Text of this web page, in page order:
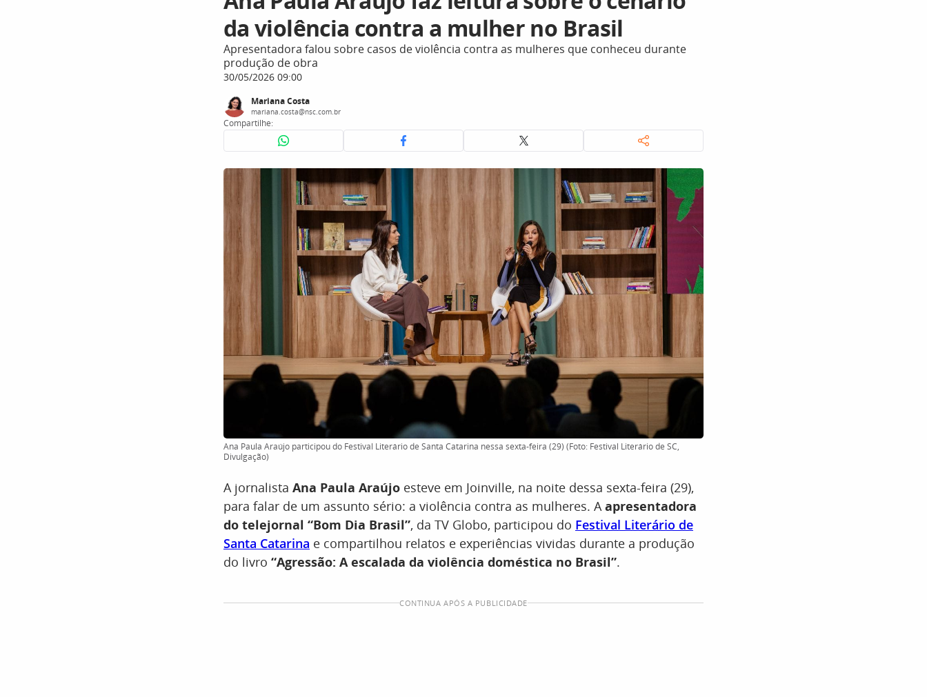
da violência contra a mulher no Brasil
Apresentadora falou sobre casos de violência contra as mulheres que conheceu durante
produção de obra
30/05/2026 09:00
Mariana Costa
mariana.costa@nsc.com.br
Compartilhe:
Ana Paula Araújo participou do Festival Literário de Santa Catarina nessa sexta-feira (29) (Foto: Festival Literário de SC,
Divulgação)
A jornalista Ana Paula Araújo esteve em Joinville, na noite dessa sexta-feira (29),
para falar de um assunto sério: a violência contra as mulheres. Aapresentadora
do telejornal “Bom Dia Brasil”, da TV Globo, participou do Festival Literário de
Santa Catarina e compartilhou relatos e experiências vividas durante a produção
do livro “Agressão: A escalada da violência doméstica no Brasil”.
CONTINUA APÓS A PUBLICIDADE